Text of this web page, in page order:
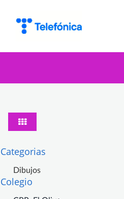
Categorias
Dibujos
Colegio